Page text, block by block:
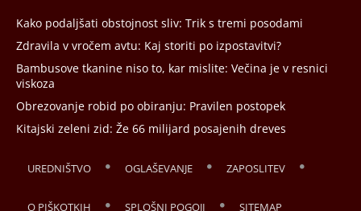
Kako podaljšati obstojnost sliv: Trik s tremi posodami
Zdravila v vročem avtu: Kaj storiti po izpostavitvi?
Bambusove tkanine niso to, kar mislite: Večina je v resnici
viskoza
Obrezovanje robid po obiranju: Pravilen postopek
Kitajski zeleni zid: Že 66 milijard posajenih dreves
UREDNIŠTVO OGLAŠEVANJE ZAPOSLITEV
O PIŠKOTKIH SPLOŠNI POGOJI SITEMAP